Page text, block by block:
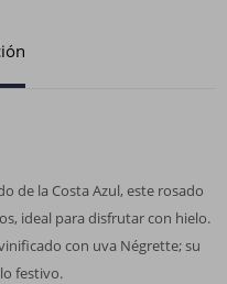
de la Costa Azul, este rosado
ideal para disfrutar con hielo.
con uva Négrette; su
festivo.